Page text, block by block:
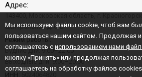
Адрес:
Центральная д. 6"Б"
Режим работы:
Будние дни: 9:00–22:00
Выходные дни: 9:00–20:00
ИНН:
Мы используем файлы cookie, чтоб вам
пользоваться нашим сайтом. Продолжая
соглашаетесь с использованием нами
кнопку «Принять» или продолжая
соглашаетесь на обработку файлов